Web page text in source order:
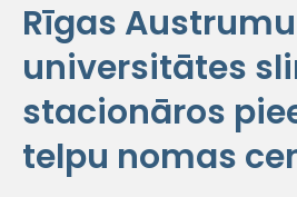
Rīgas
universitātes
stacionāros
telpu nomas